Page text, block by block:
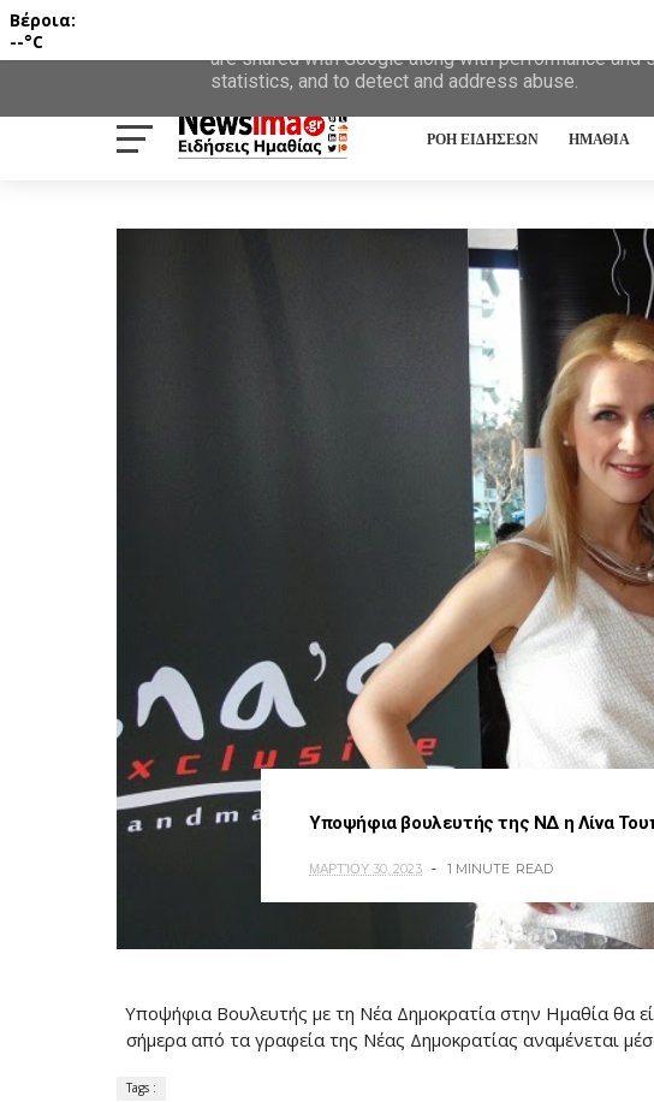
ΡΟΗ ΕΙΔΗΣΕΩΝ ΗΜΑΘΙΑ
Υποψήφια βουλευτής της ΝΔ η Λίνα
ΜΑΡΤΊΟΥ 30, 2023 1 MINUTE READ
Υποψήφια Βουλευτής με τη Νέα Δημοκρατία στην Ημαθία θα
σήμερα από τα γραφεία της Νέας Δημοκρατίας αναμένεται
Tags :
Βέροια:
--°C
are shared with Google along with performance
statistics, and to detect and address abuse.